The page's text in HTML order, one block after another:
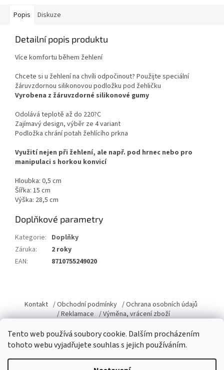
Tento web používá soubory cookie. Dalším procházením
tohoto webu vyjadřujete souhlas s jejich používáním.
Popis Diskuze
Detailní popis produktu
Více komfortu během žehlení
Chcete si u žehlení na chvíli odpočinout? Použijte speciální
žáruvzdornou silikonovou podložku pod žehličku
Vyrobena z žáruvzdorné silikonové gumy
Odolává teplotě až do 220?C
Zajímavý design, výběr ze 4 variant
Podložka chrání potah žehlícího prkna
Využití nejen při žehlení, ale např. pod hrnec nebo pro
manipulaci s horkou konvicí
Hloubka: 0,5 cm
Šířka: 15 cm
Výška: 28,5 cm
Doplňkové parametry
Kategorie: Doplňky
Záruka:
2 roky
EAN: 8710755249020
p
a
Kontakt / Obchodní podmínky / Ochrana osobních údajů
/ Reklamace / Výměna, vrácení zboží